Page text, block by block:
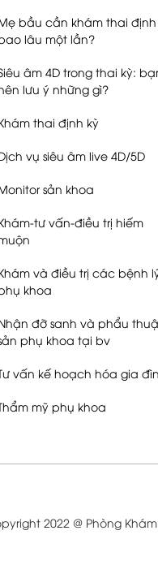
bầu cần khám thai định
lâu một lần?
âm 4D trong thai kỳ:
lưu ý những gì?
thai định kỳ
vụ siêu âm live 4D/5D
sản khoa
tư vấn-điều trị hiếm
và điều trị các bệnh
khoa
đỡ sanh và phẩu
phụ khoa tại bv
vấn kế hoạch hóa gia
mỹ phụ khoa
2022 @ Phòng